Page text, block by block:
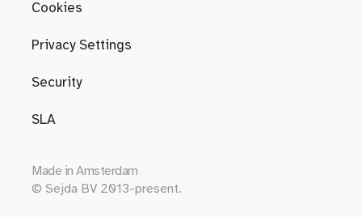
Cookies
Privacy Settings
Security
SLA
Made in Amsterdam
© Sejda BV 2013-present.